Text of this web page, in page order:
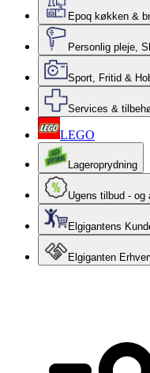
Epoq køkken &
Personlig pleje,
Sport, Fritid &
Services &
LEGO
Lageroprydning
Ugens tilbud - og
Elgigantens
Elgiganten